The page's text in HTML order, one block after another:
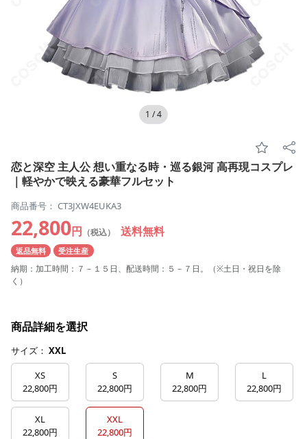
1 /4
恋と深空 主人公 想い重なる時・巡る銀河 高再現コスプレ
｜軽やかで映える豪華フルセット
商品番号： CT3JXW4EUKA3
22,800円 （税込） 送料無料
返品無料 受注生産
納期：加工時間：７－１５日、配送時間：５－７日。（※土日・祝日を除
く）
商品詳細を選択
サイズ： XXL
XS
22,800円
S
22,800円
M
22,800円
L
22,800円
XL
22,800円
XXL
22,800円